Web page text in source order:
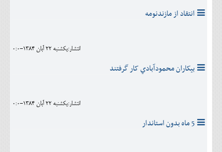
انتقاد از مازندنومه
انتشار:يکشنبه 22 آبان 1384-0:0
بيکاران محمودآبادي کار گرفتند
انتشار:يکشنبه 22 آبان 1384-0:0
5 ماه بدون استاندار